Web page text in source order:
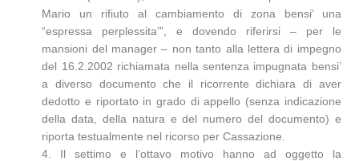
Mario un rifiuto al cambiamento di zona bensi’ una
“espressa perplessita’”, e dovendo riferirsi – per le
mansioni del manager – non tanto alla lettera di impegno
del 16.2.2002 richiamata nella sentenza impugnata bensi’
a diverso documento che il ricorrente dichiara di aver
dedotto e riportato in grado di appello (senza indicazione
della data, della natura e del numero del documento) e
riporta testualmente nel ricorso per Cassazione.
4. Il settimo e l’ottavo motivo hanno ad oggetto la